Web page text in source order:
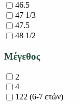
46.5
47 1/3
47.5
48 1/2
Μέγεθος
2
4
122 (6-7 ετών)